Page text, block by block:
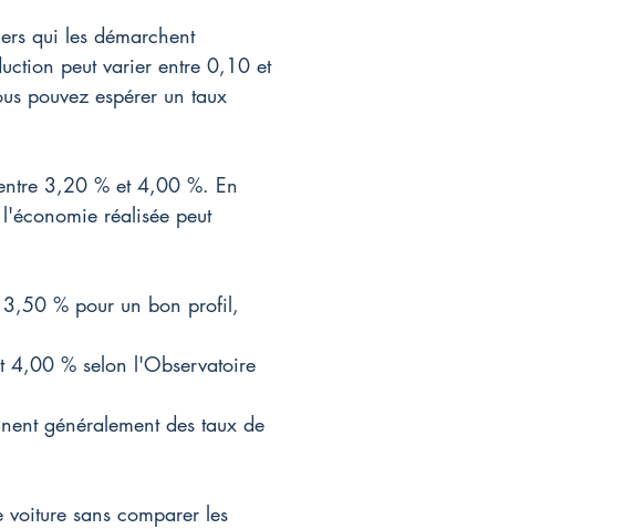
qui les démarchent
peut varier entre 0,10 et
pouvez espérer un taux
3,20 % et 4,00 %. En
réalisée peut
% pour un bon profil,
4,00 % selon l'Observatoire
généralement des taux de
sans comparer les